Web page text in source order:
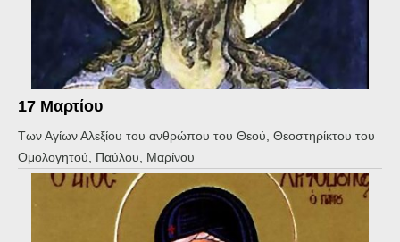
17 Μαρτίου
Των Αγίων Αλεξίου του ανθρώπου του Θεού, Θεοστηρίκτου του
Ομολογητού, Παύλου, Μαρίνου